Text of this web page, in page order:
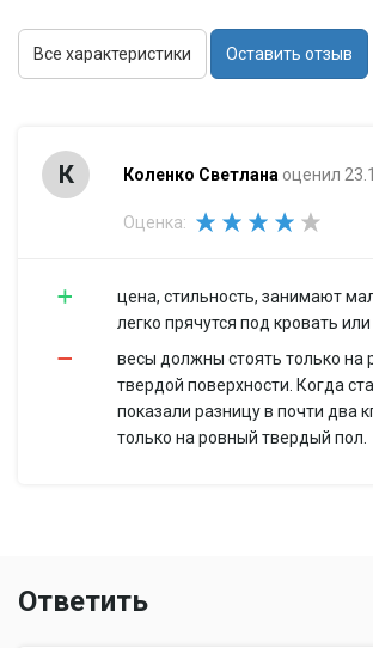
Максимальная
нагрузка
180 кг
Единицы
измерения
есть
выключение
есть
индикация
индикация
Все характеристики Оставить отзыв
К Коленко Светлана оценил
Оценка:
цена, стильность, занимают
легко прячутся под кровать
весы должны стоять только на
твердой поверхности. Когда
показали разницу в почти два
только на ровный твердый пол.
Ответить